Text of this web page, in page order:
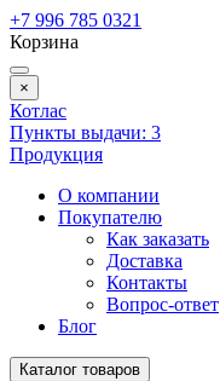
+7 996 785 0321
Корзина
×
Котлас
Пункты выдачи: 3
Продукция
О компании
Покупателю
Как заказать
Доставка
Контакты
Вопрос-ответ
Блог
Каталог товаров